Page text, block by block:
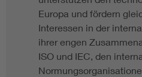
Europa und fördern
Interessen in der
ihrer engen
ISO und IEC, den